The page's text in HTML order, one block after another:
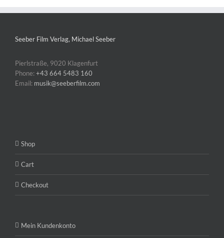
Seeber Film Verlag, Michael Seeber
Pierlstraße, 9020 Klagenfurt
Phone:+43 664 5483 160
Email: musik@seeberfilm.com
Shop
Cart
Checkout
Mein Kundenkonto